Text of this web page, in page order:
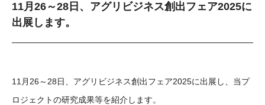
11月26～28日、アグリビジネス創出フェア2025に
出展します。
11月26～28日、アグリビジネス創出フェア2025に出展し、当プ
ロジェクトの研究成果等を紹介します。